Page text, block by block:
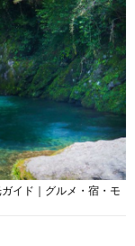
イド｜グルメ・宿・モ